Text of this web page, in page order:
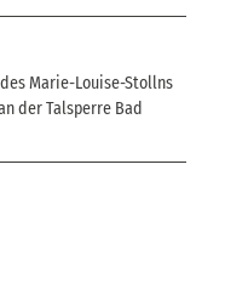
Marie-Louise-Stollns
der Talsperre Bad